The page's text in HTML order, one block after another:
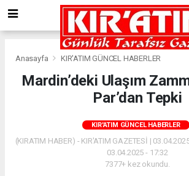
Anasayfa KIR'ATIM GÜNCEL HABERLER
Mardin’deki Ulaşım
Par’dan Tepki
KIR'ATIM GÜNCEL HABERLER
(KIRATIM HABER) - KIR'ATIM GAZETESİ |
03.04.2025 - 17:32
7377+ kez okundu.